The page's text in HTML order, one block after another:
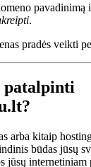
pavadinimą
.
pradės veikti
patalpinti
arba kitaip
būdas jūsų
jūsų